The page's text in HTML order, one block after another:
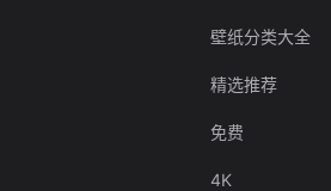
壁纸分类大全
精选推荐
免费
4K